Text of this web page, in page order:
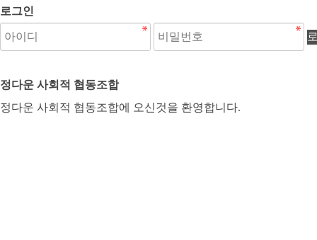
로그인
정다운 사회적 협동조합
정다운 사회적 협동조합에 오신것을 환영합니다.